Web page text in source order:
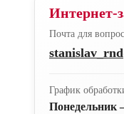
Интернет-
Почта для
График
Понедельник